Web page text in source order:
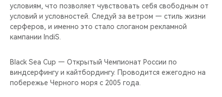
условиям, что позволяет чувствовать себя свободным от
условий и условностей. Следуй за ветром — стиль жизни
серферов, и именно это стало слоганом рекламной
кампании IndiS.
Black Sea Cup — Открытый Чемпионат России по
виндсерфингу и кайтбордингу. Проводится ежегодно на
побережье Черного моря с 2005 года.